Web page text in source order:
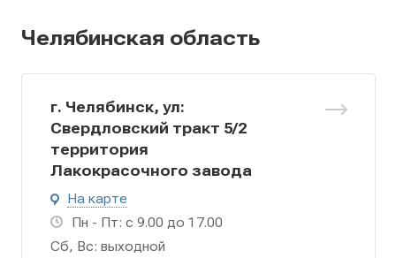
Челябинская область
г. Челябинск, ул:
Свердловский тракт 5/2
территория
Лакокрасочного завода
На карте
Пн - Пт: с 9.00 до 17.00
Сб, Вс: выходной